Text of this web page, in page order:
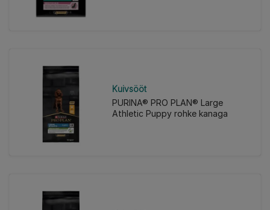
Kuivsööt
PURINA® PRO PLAN® Large
Athletic Puppy rohke kanaga